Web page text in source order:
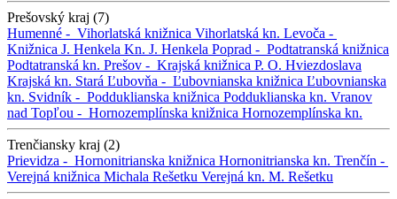
Prešovský kraj (7)
Humenné - Vihorlatská knižnica Vihorlatská kn. Levoča -
Knižnica J. Henkela Kn. J. Henkela Poprad - Podtatranská knižnica
Podtatranská kn. Prešov - Krajská knižnica P. O. Hviezdoslava
Krajská kn. Stará Ľubovňa - Ľubovnianska knižnica Ľubovnianska
kn. Svidník - Podduklianska knižnica Podduklianska kn. Vranov
nad Topľou - Hornozemplínska knižnica Hornozemplínska kn.
Trenčiansky kraj (2)
Prievidza - Hornonitrianska knižnica Hornonitrianska kn. Trenčín -
Verejná knižnica Michala Rešetku Verejná kn. M. Rešetku